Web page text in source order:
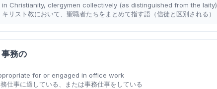
in Christianity, clergymen collectively (as distinguished from the laity)
キリスト教において、聖職者たちをまとめて指す語（信徒と区別される）
事務の
for or engaged in office work
仕事に適している、または事務仕事をしている